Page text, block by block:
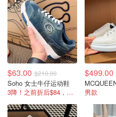
$63.00 $210.00
Soho 女士牛仔运动鞋
3降！之前折后$84，国内卖￥899
$499.00
男款